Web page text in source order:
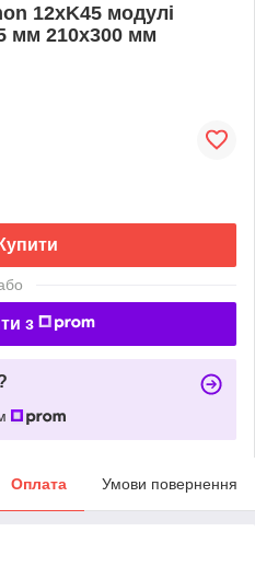
12хK45 модулі
мм 210х300 мм
Купити
з
Оплата Умови повернення